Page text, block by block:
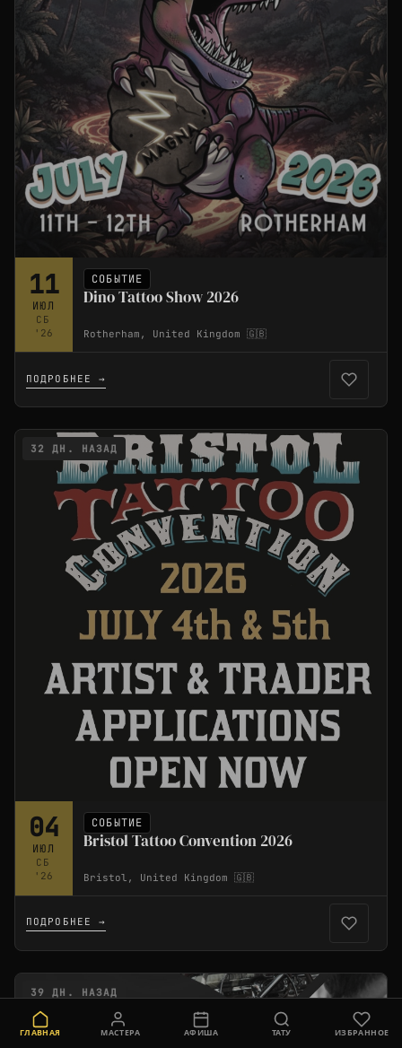
11
ИЮЛ
СБ
'26
СОБЫТИЕ
Dino Tattoo Show 2026
Rotherham, United Kingdom 🇬🇧
ПОДРОБНЕЕ →
32 ДН. НАЗАД
04
ИЮЛ
СБ
'26
СОБЫТИЕ
Bristol Tattoo Convention 2026
Bristol, United Kingdom 🇬🇧
ПОДРОБНЕЕ →
39 ДН. НАЗАД
ГЛАВНАЯ МАСТЕРА АФИША ТАТУ ИЗБРАННОЕ